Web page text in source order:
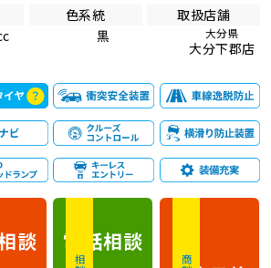
色系統
黒
取扱店舗
大分県
大分下郡店
談 電話相談